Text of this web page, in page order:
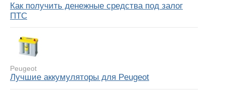
Как получить денежные средства под залог
ПТС
Peugeot
Лучшие аккумуляторы для Peugeot